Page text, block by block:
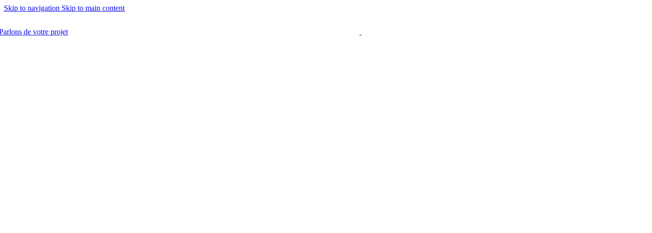
Skip to navigation Skip to main content
de votre projet